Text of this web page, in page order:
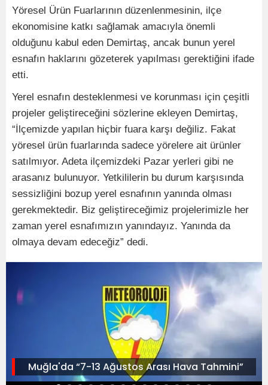
Yöresel Ürün Fuarlarının düzenlenmesinin, ilçe
ekonomisine katkı sağlamak amacıyla önemli
olduğunu kabul eden Demirtaş, ancak bunun yerel
esnafın haklarını gözeterek yapılması gerektiğini ifade
etti.
Yerel esnafın desteklenmesi ve korunması için çeşitli
projeler geliştireceğini sözlerine ekleyen Demirtaş,
“İlçemizde yapılan hiçbir fuara karşı değiliz. Fakat
yöresel ürün fuarlarında sadece yörelere ait ürünler
satılmıyor. Adeta ilçemizdeki Pazar yerleri gibi ne
arasanız bulunuyor. Yetkililerin bu durum karşısında
sessizliğini bozup yerel esnafının yanında olması
gerekmektedir. Biz geliştireceğimiz projelerimizle her
zaman yerel esnafımızın yanındayız. Yanında da
olmaya devam edeceğiz” dedi.
Muğla'da “7-13 Ağustos Arası Hava Tahmini”